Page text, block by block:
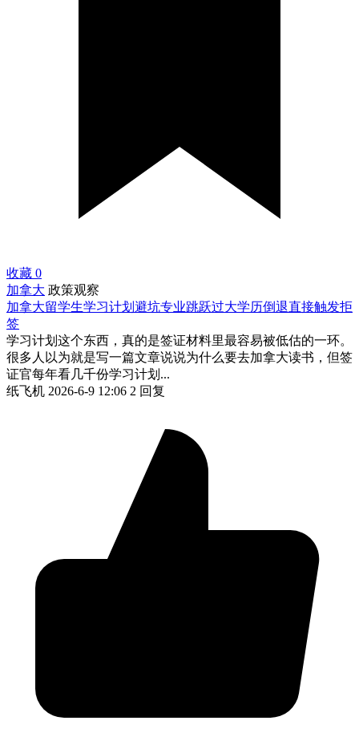
收藏 0
加拿大 政策观察
加拿大留学生学习计划避坑专业跳跃过大学历倒退直接触发拒
签
学习计划这个东西，真的是签证材料里最容易被低估的一环。
很多人以为就是写一篇文章说说为什么要去加拿大读书，但签
证官每年看几千份学习计划...
纸飞机 2026-6-9 12:06 2 回复